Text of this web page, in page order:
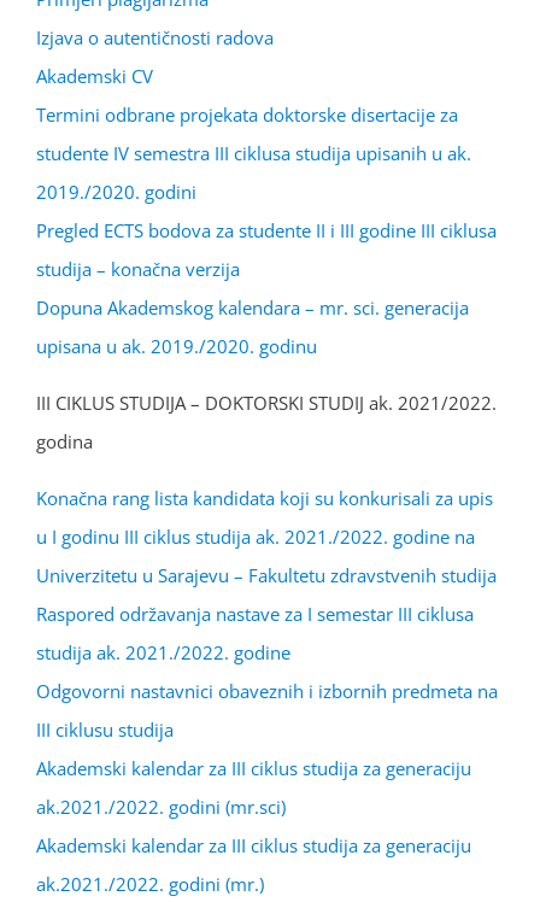
Izjava o autentičnosti radova
Akademski CV
Termini odbrane projekata doktorske disertacije za
studente IV semestra III ciklusa studija upisanih u ak.
2019./2020. godini
Pregled ECTS bodova za studente II i III godine III ciklusa
studija – konačna verzija
Dopuna Akademskog kalendara – mr. sci. generacija
upisana u ak. 2019./2020. godinu
III CIKLUS STUDIJA – DOKTORSKI STUDIJ ak. 2021/2022.
godina
Konačna rang lista kandidata koji su konkurisali za upis
u I godinu III ciklus studija ak. 2021./2022. godine na
Univerzitetu u Sarajevu – Fakultetu zdravstvenih studija
Raspored održavanja nastave za I semestar III ciklusa
studija ak. 2021./2022. godine
Odgovorni nastavnici obaveznih i izbornih predmeta na
III ciklusu studija
Akademski kalendar za III ciklus studija za generaciju
ak.2021./2022. godini (mr.sci)
Akademski kalendar za III ciklus studija za generaciju
ak.2021./2022. godini (mr.)